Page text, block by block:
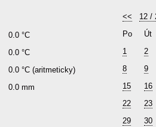
0.0 °C
0.0 °C
0.0 °C (aritmeticky)
0.0 mm
<<
12 /
Po
Út
1
2
8
9
15
16
22
23
29
30